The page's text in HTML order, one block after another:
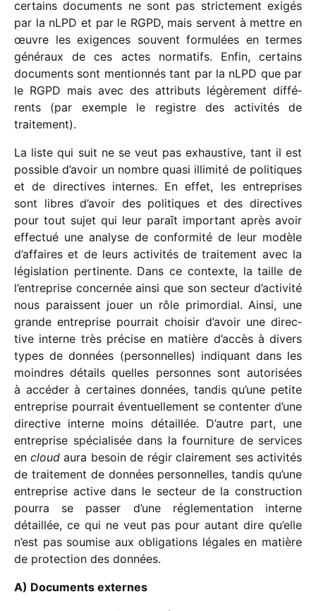
certains docu­ments ne sont pas stric­te­ment exigés
par la nLPD et par le RGPD, mais servent à mettre en
œuvre les exigences souvent formu­lées en termes
géné­raux de ces actes norma­tifs. Enfin, certains
docu­ments sont mention­nés tant par la nLPD que par
le RGPD mais avec des attri­buts légè­re­ment diffé­
rents (par exemple le registre des acti­vi­tés de
traitement).
La liste qui suit ne se veut pas exhaus­tive, tant il est
possible d’avoir un nombre quasi illi­mité de poli­tiques
et de direc­tives internes. En effet, les entre­prises
sont libres d’avoir des poli­tiques et des direc­tives
pour tout sujet qui leur paraît impor­tant après avoir
effec­tué une analyse de confor­mité de leur modèle
d’affaires et de leurs acti­vi­tés de trai­te­ment avec la
légis­la­tion perti­nente. Dans ce contexte, la taille de
l’entreprise concer­née ainsi que son secteur d’activité
nous paraissent jouer un rôle primor­dial. Ainsi, une
grande entre­prise pour­rait choi­sir d’avoir une direc­
tive interne très précise en matière d’accès à divers
types de données (person­nelles) indi­quant dans les
moindres détails quelles personnes sont auto­ri­sées
à accé­der à certaines données, tandis qu’une petite
entre­prise pour­rait éven­tuel­le­ment se conten­ter d’une
direc­tive interne moins détaillée. D’autre part, une
entre­prise spécia­li­sée dans la four­ni­ture de services
en cloud aura besoin de régir clai­re­ment ses acti­vi­tés
de trai­te­ment de données person­nelles, tandis qu’une
entre­prise active dans le secteur de la construc­tion
pourra se passer d’une régle­men­ta­tion interne
détaillée, ce qui ne veut pas pour autant dire qu’elle
n’est pas soumise aux obli­ga­tions légales en matière
de protec­tion des données.
A) Documents externes